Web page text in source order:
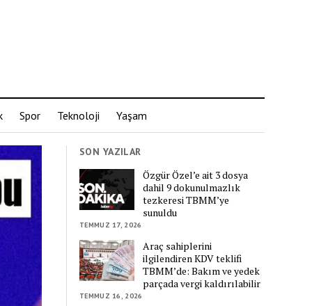
Spor Teknoloji Yaşam
SON YAZILAR
Özgür Özel’e ait 3 dosya
dahil 9 dokunulmazlık
tezkeresi TBMM’ye
sunuldu
TEMMUZ 17, 2026
Araç sahiplerini
ilgilendiren KDV teklifi
TBMM’de: Bakım ve yedek
parçada vergi kaldırılabilir
TEMMUZ 16, 2026